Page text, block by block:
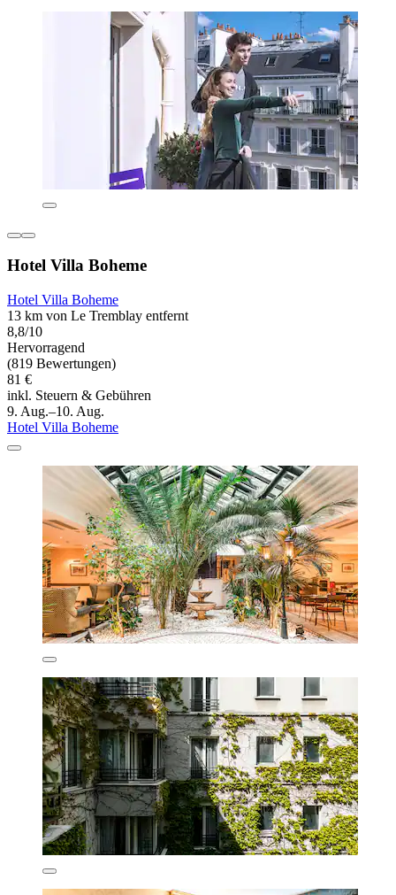
Hotel Villa Boheme
Hotel Villa Boheme
13 km von Le Tremblay entfernt
8,8/10
Hervorragend
(819 Bewertungen)
81 €
inkl. Steuern & Gebühren
9. Aug.–10. Aug.
Hotel Villa Boheme